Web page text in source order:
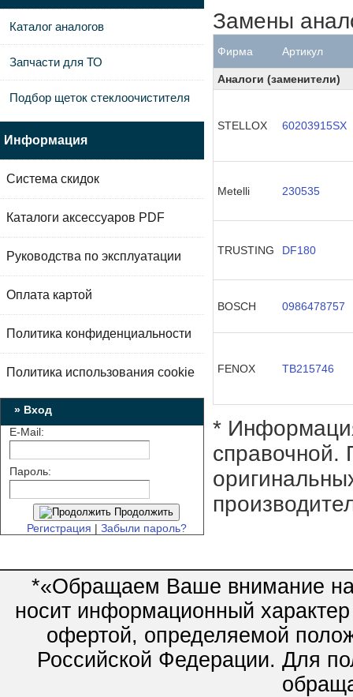
Замены
Фирма Артикул
Аналоги (заменители)
STELLOX 60203915SX
Metelli 230535
TRUSTING DF180
BOSCH 0986478757
FENOX TB215746
*
справочной.
Каталог аналогов
Запчасти для ТО
Подбор щеток стеклоочистителя
Информация
Система скидок
Каталоги аксессуаров PDF
Руководства по эксплуатации
Оплата картой
Политика конфиденциальности
Политика использования cookie
» Вход
E-Mail:
Пароль:
Продолжить
Регистрация | Забыли пароль?
*«Обращаем Ваше внимание на
носит информационный
офертой, определяемой
Российской Федерации. Для